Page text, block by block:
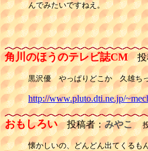
んでみたいですねえ。
角川のほうのテレビ誌CM投
黒沢優　やっぱりどこか　久雄ち
http://www.pluto.dti.ne.jp/
おもしろい投稿者：みやこ 投
懐かしいの、どんどん出てくるも